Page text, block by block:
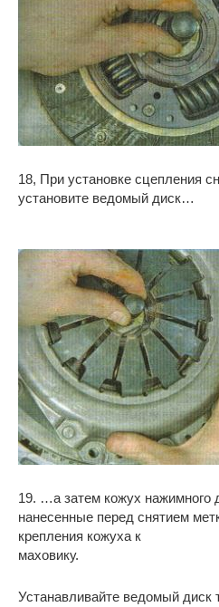
18, При установке сцепления
установите ведомый диск…
19. …а затем кожух нажимного
нанесенные перед снятием
крепления кожуха к
маховику.
Устанавливайте ведомый диск